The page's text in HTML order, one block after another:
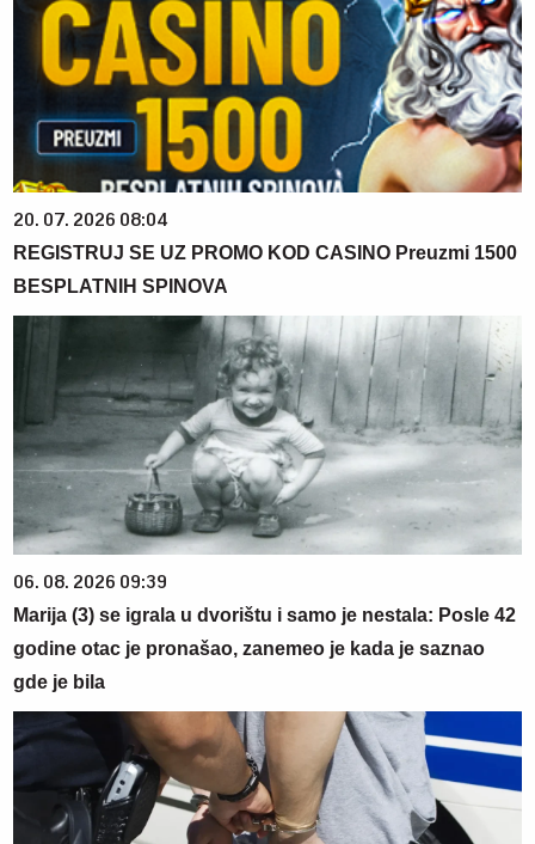
20. 07. 2026 08:04
REGISTRUJ SE UZ PROMO KOD CASINO Preuzmi 1500
BESPLATNIH SPINOVA
06. 08. 2026 09:39
Marija (3) se igrala u dvorištu i samo je nestala: Posle 42
godine otac je pronašao, zanemeo je kada je saznao
gde je bila